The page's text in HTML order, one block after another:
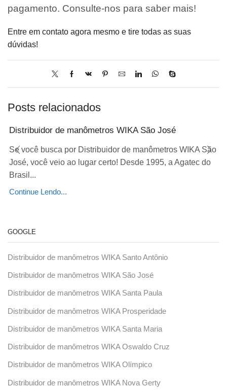
pagamento. Consulte-nos para saber mais!
Entre em contato agora mesmo e tire todas as suas
dúvidas!
Posts relacionados
Distribuidor de manômetros WIKA São José
Se você busca por Distribuidor de manômetros WIKA São
José, você veio ao lugar certo! Desde 1995, a Agatec do
Brasil...
Continue Lendo...
GOOGLE
Distribuidor de manômetros WIKA Santo Antônio
Distribuidor de manômetros WIKA São José
Distribuidor de manômetros WIKA Santa Paula
Distribuidor de manômetros WIKA Prosperidade
Distribuidor de manômetros WIKA Santa Maria
Distribuidor de manômetros WIKA Oswaldo Cruz
Distribuidor de manômetros WIKA Olímpico
Distribuidor de manômetros WIKA Nova Gerty